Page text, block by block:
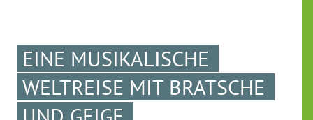
EINE MUSIKALISCHE
WELTREISE MIT BRATSCHE